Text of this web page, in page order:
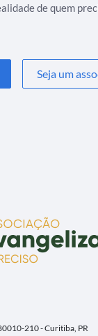
de quem
Seja um
210 - Curitiba, PR